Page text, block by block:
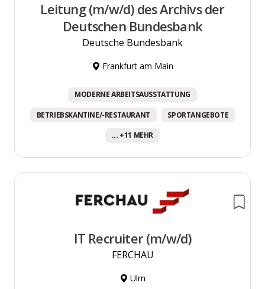
Leitung (m/w/d) des Archivs der
Deutschen Bundesbank
Deutsche Bundesbank
Frankfurt am Main
MODERNE ARBEITSAUSSTATTUNG
BETRIEBSKANTINE/-RESTAURANT SPORTANGEBOTE
... +11 MEHR
IT Recruiter (m/w/d)
FERCHAU
Ulm